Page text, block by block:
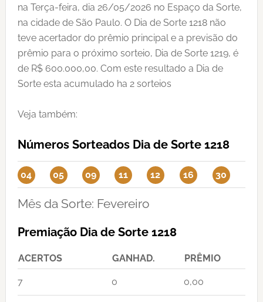
na Terça-feira, dia 26/05/2026 no Espaço da Sorte,
na cidade de São Paulo. O Dia de Sorte 1218 não
teve acertador do prêmio principal e a previsão do
prêmio para o próximo sorteio, Dia de Sorte 1219, é
de R$ 600.000,00. Com este resultado a Dia de
Sorte esta acumulado ha 2 sorteios
Veja também:
Números Sorteados Dia de Sorte 1218
04 05 09 11 12 16 30
Mês da Sorte: Fevereiro
Premiação Dia de Sorte 1218
ACERTOS GANHAD. PRÊMIO
7 0 0,00